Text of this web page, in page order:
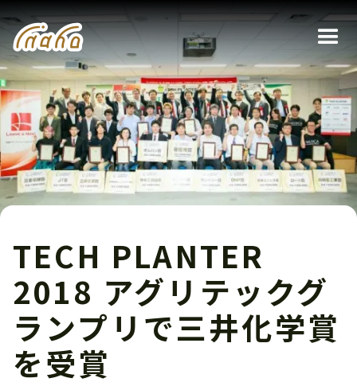
TECH PLANTER
2018 アグリテックグ
ランプリで三井化学賞
を受賞